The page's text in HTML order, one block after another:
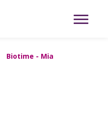
Biotime - Mia